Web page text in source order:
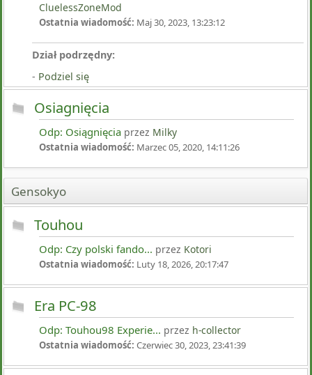
CluelessZoneMod
Ostatnia wiadomość: Maj 30, 2023, 13:23:12
Dział podrzędny:
Podziel się
Osiagnięcia
Odp: Osiągnięcia przez Milky
Ostatnia wiadomość: Marzec 05, 2020, 14:11:26
Gensokyo
Touhou
Odp: Czy polski fando... przez Kotori
Ostatnia wiadomość: Luty 18, 2026, 20:17:47
Era PC-98
Odp: Touhou98 Experie... przez h-collector
Ostatnia wiadomość: Czerwiec 30, 2023, 23:41:39